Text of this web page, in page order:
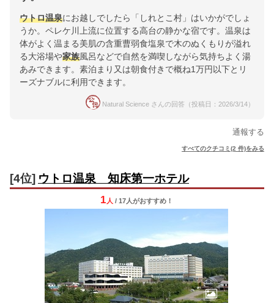
ウトロ温泉にお越しでしたら「しれとこ村」はいかがでしょ
うか。ペレケ川上流に位置する高台の静かな宿です。温泉は
体がよく温まる美肌の含重曹弱食塩泉で木のぬくもりが溢れ
る大浴場や家族風呂などで自然を満喫しながら気持ちよく湯
あみできます。素泊まり又は朝食付きで概ね1万円以下とリ
ーズナブルに利用できます。
Natural Science さんの回答（投稿日：2026/3/14）
通報する
すべてのクチコミ(2 件)をみる
[4位] ウトロ温泉 知床第一ホテル
1 人 / 17人がおすすめ！